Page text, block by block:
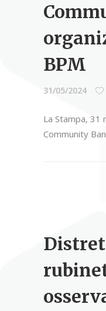
BPM
31/05/2024
La Stampa, 31
Community